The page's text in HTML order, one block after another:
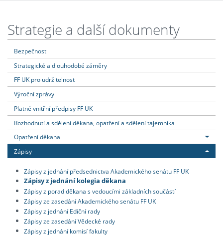
Strategie a další dokumenty
Bezpečnost
Strategické a dlouhodobé záměry
FF UK pro udržitelnost
Výroční zprávy
Platné vnitřní předpisy FF UK
Rozhodnutí a sdělení děkana, opatření a sdělení tajemníka
Opatření děkana
Zápisy
Zápisy z jednání předsednictva Akademického senátu FF UK
Zápisy z jednání kolegia děkana
Zápisy z porad děkana s vedoucími základních součástí
Zápisy ze zasedání Akademického senátu FF UK
Zápisy z jednání Ediční rady
Zápisy ze zasedání Vědecké rady
Zápisy z jednání komisí fakulty